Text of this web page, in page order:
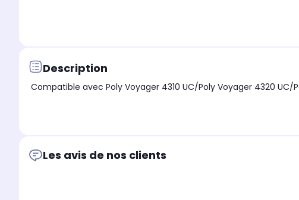
Description
Compatible avec Poly Voyager 4310 UC/Poly Voyager 4320
Les avis de nos clients